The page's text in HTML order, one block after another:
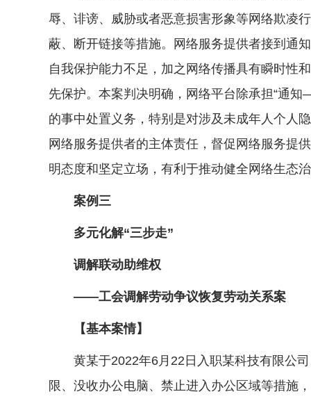
辱、诽谤、威胁或者恶意损害形象等网络欺凌
蔽、断开链接等措施。网络服务提供者接到通
自我保护能力不足，加之网络传播具有瞬时性
先保护。本案判决明确，网络平台除承担“通
的事中处置义务，特别是对涉及未成年人个人
网络服务提供者的主体责任，督促网络服务提
明态度和坚定立场，有利于推动健全网络生态
案例三
多元化解“三步走”
调解联动助维权
——工会调解劳动争议恢复劳动关系案
【基本案情】
黄某于2022年6月22日入职某科技有限公司
限、没收办公电脑、禁止进入办公区域等措施